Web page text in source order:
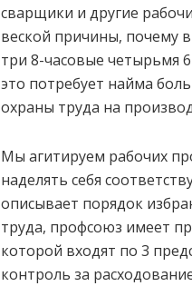
сварщики и другие
веской причины, почему
три 8-часовые четырьмя
это потребует найма
охраны труда на
Мы агитируем рабочих
наделять себя
описывает порядок
труда, профсоюз имеет
которой входят по 3
контроль за